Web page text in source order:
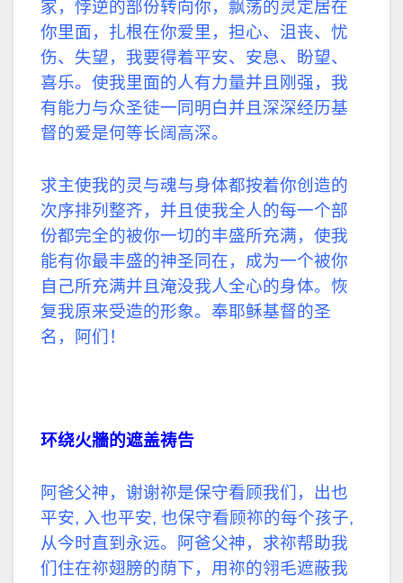
家，悖逆的部份转向你，飘荡的灵定居在
你里面，扎根在你爱里，担心、沮丧、忧
伤、失望，我要得着平安、安息、盼望、
喜乐。使我里面的人有力量并且刚强，我
有能力与众圣徒一同明白并且深深经历基
督的爱是何等长阔高深。
求主使我的灵与魂与身体都按着你创造的
次序排列整齐，并且使我全人的每一个部
份都完全的被你一切的丰盛所充满，使我
能有你最丰盛的神圣同在，成为一个被你
自己所充满并且淹没我人全心的身体。恢
复我原来受造的形象。奉耶稣基督的圣
名，阿们！
环绕火牆的遮盖祷告
阿爸父神，谢谢祢是保守看顾我们，出也
平安, 入也平安, 也保守看顾祢的每个孩子,
从今时直到永远。阿爸父神，求祢帮助我
们住在祢翅膀的荫下，用祢的翎毛遮蔽我